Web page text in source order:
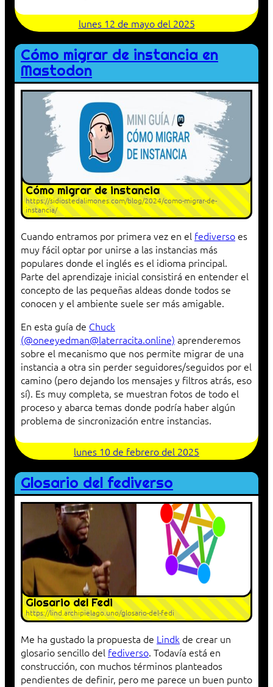
lunes 12 de mayo del 2025
Cómo migrar de instancia en
Mastodon
Cómo migrar de instancia
https://sidiostedalimones.com/blog/2024/como-migrar-de-
instancia/
Cuando entramos por primera vez en el fediverso es
muy fácil optar por unirse a las instancias más
populares donde el inglés es el idioma principal.
Parte del aprendizaje inicial consistirá en entender el
concepto de las pequeñas aldeas donde todos se
conocen y el ambiente suele ser más amigable.
En esta guía de Chuck
(@oneeyedman@laterracita.online) aprenderemos
sobre el mecanismo que nos permite migrar de una
instancia a otra sin perder seguidores/seguidos por el
camino (pero dejando los mensajes y filtros atrás, eso
sí). Es muy completa, se muestran fotos de todo el
proceso y abarca temas donde podría haber algún
problema de sincronización entre instancias.
lunes 10 de febrero del 2025
Glosario del fediverso
Glosario del Fedi
https://lind.archipielago.uno/glosario-del-fedi
Me ha gustado la propuesta de Lindk de crear un
glosario sencillo del fediverso. Todavía está en
construcción, con muchos términos planteados
pendientes de definir, pero me parece un buen punto